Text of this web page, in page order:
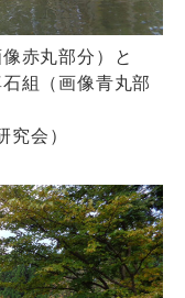
赤丸部分）と
組（画像青丸部
究会）